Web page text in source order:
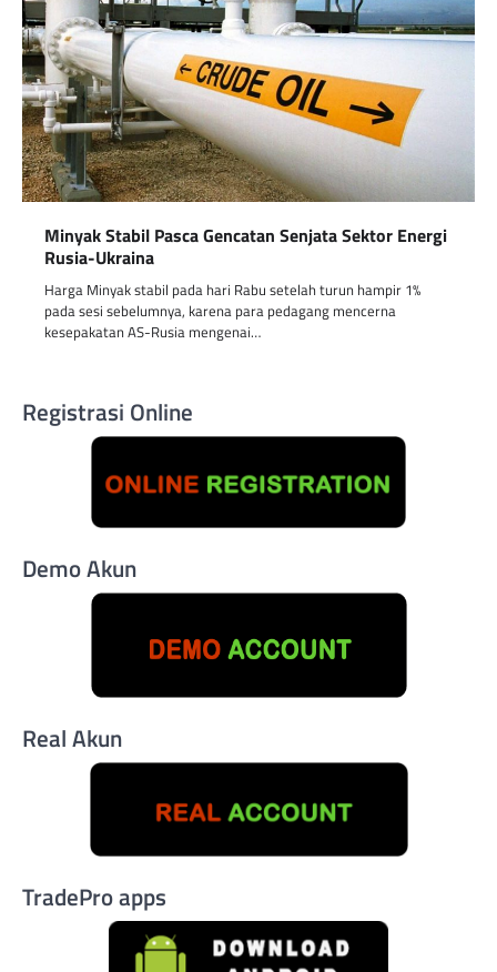
Minyak Stabil Pasca Gencatan Senjata Sektor Energi
Rusia-Ukraina
Harga Minyak stabil pada hari Rabu setelah turun hampir 1%
pada sesi sebelumnya, karena para pedagang mencerna
kesepakatan AS-Rusia mengenai…
Registrasi Online
Demo Akun
Real Akun
TradePro apps